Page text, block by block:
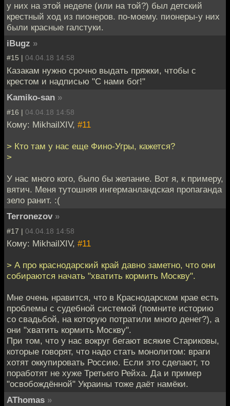
у них на этой неделе (или на той?) был детский
крестный ход из пионеров. по-моему. пионеры-у них
были красные галстуки.
iBugz »
#15 | 04.04.18 14:58
Казакам нужно срочно выдать пряжки, чтобы с
крестом и надписью "С нами бог!"
Kamiko-san »
#16 | 04.04.18 14:58
Кому: MikhailXIV, #11
> Кто там у нас еще Фино-Угры, кажется?
>
У нас много кого, было бы желание. Вот я, к примеру,
вятич. Меня тутошняя ингерманландская пропаганда
зело ранит. :(
Terronezov »
#17 | 04.04.18 14:58
Кому: MikhailXIV, #11
> А про краснодарский край давно заметно, что они
собираются начать "хватить кормить Москву".
Мне очень нравится, что в Краснодарском крае есть
проблемы с судебной системой (помните историю
со свадьбой, на которую потратили много денег?), а
они "хватить кормить Москву".
При том, что у нас вокруг бегают всякие Стариковы,
которые говорят, что надо стать монолитом: враги
хотят оккупировать Россию. Если это сделают, то
поработят не хуже Третьего Рейха. Да и пример
"освобождённой" Украины тоже даёт намёки.
AThomas »